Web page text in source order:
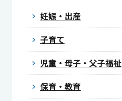
妊娠・出産
子育て
児童・母子・父子福祉
保育・教育